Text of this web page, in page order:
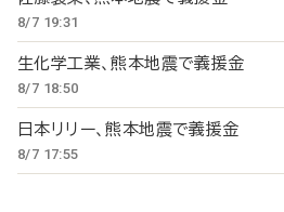
8/7 19:31
生化学工業、熊本地震で義援金
8/7 18:50
日本リリー、熊本地震で義援金
8/7 17:55